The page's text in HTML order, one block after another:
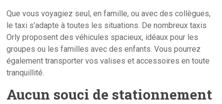
Que vous voyagiez seul, en famille, ou avec des collègues,
le taxi s’adapte à toutes les situations. De nombreux taxis
Orly proposent des véhicules spacieux, idéaux pour les
groupes ou les familles avec des enfants. Vous pourrez
également transporter vos valises et accessoires en toute
tranquillité.
Aucun souci de stationnement